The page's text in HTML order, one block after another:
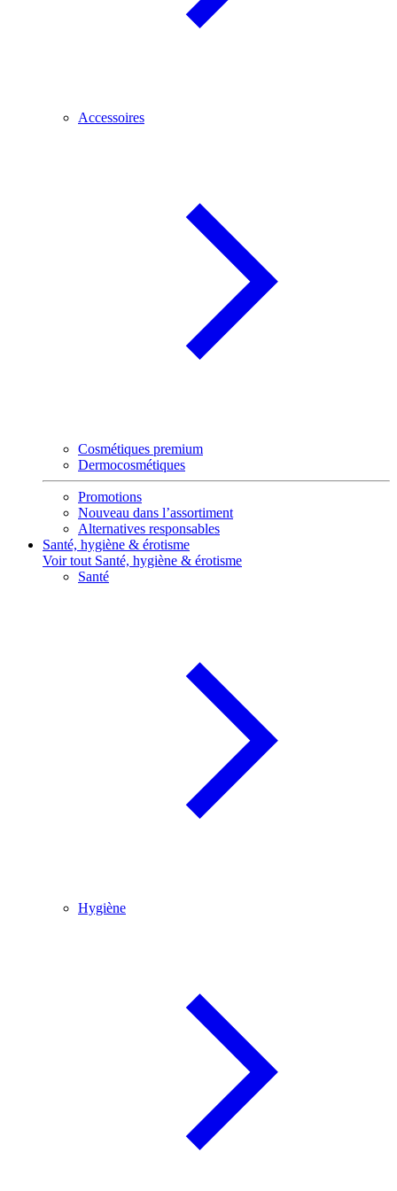
Accessoires
Cosmétiques premium
Dermocosmétiques
Promotions
Nouveau dans l’assortiment
Alternatives responsables
Santé, hygiène & érotisme
Voir tout Santé, hygiène & érotisme
Santé
Hygiène